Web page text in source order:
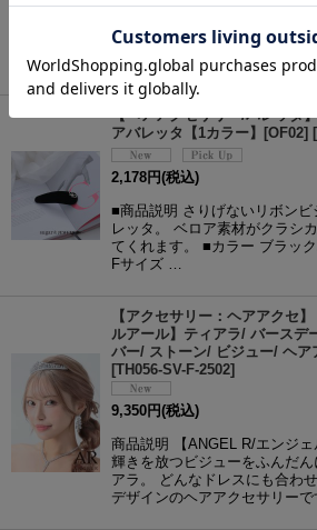
■商品説明 リボンとアイボリ
ッタ。 普段のお洋服にも合わ
す。 ■カラー アイボリー/肌色
ズ 縦：約…
【ヘアアクセサリー/バレッタ
アバレッタ【1カラー】[OF02] [
2,178 円(税込)
■商品説明 さりげないリボン
レッタ。 ベロア素材がクラシ
てくれます。 ■カラー ブラッ
Fサイズ …
【アクセサリー：ヘアアクセ
ルアール】ティアラ/ バースデ
バー/ ストーン/ ビジュー/ ヘア
[TH056-SV-F-2502]
9,350 円(税込)
商品説明 【ANGEL R/エンジ
輝きを放つビジューをふんだ
アラ。 どんなドレスにも合わ
デザインのヘアアクセサリー